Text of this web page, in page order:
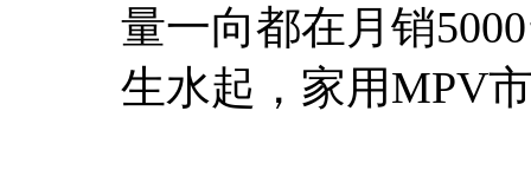
量一向都在月销
生水起，家用MPV